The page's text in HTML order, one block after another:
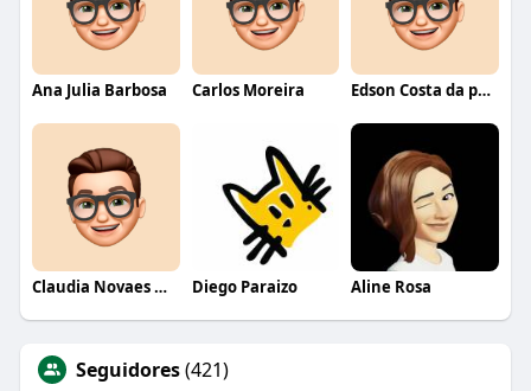
Ana Julia Barbosa Carlos Moreira Edson Costa da paixão
Claudia Novaes Novaes Diego Paraizo Aline Rosa
Seguidores(421)